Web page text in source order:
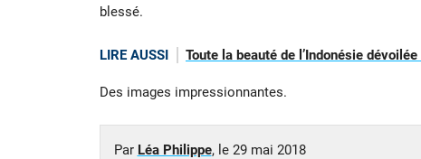
blessé.
LIRE AUSSI Toute la beauté de l’Indonésie
Des images impressionnantes.
Par Léa Philippe, le 29 mai 2018